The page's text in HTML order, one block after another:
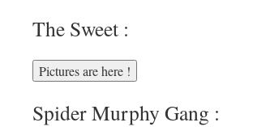
The Sweet :
Spider Murphy Gang :